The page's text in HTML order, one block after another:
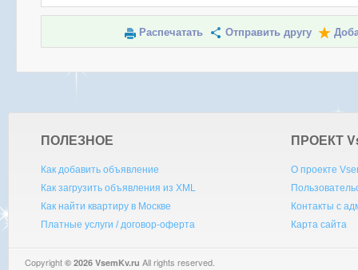
Распечатать Отправить другу
ПОЛЕЗНОЕ
Как добавить объявление
Как загрузить объявления из XML
Как найти квартиру в Москве
Платные услуги / договор-оферта
ПРОЕКТ V
О проекте
Контакты с
Карта сайта
Copyright © 2026 VsemKv.ru All rights reserved.